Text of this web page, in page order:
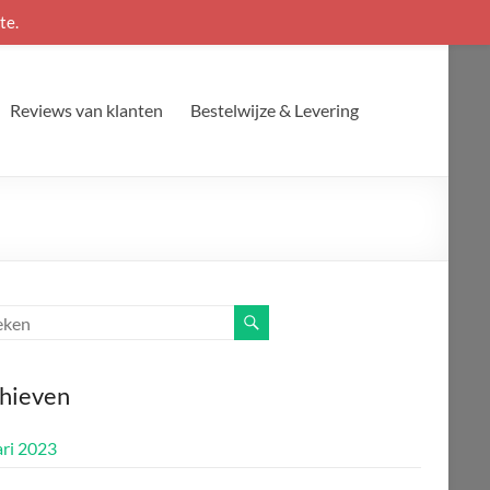
Reviews van klanten
Bestelwijze & Levering
2023